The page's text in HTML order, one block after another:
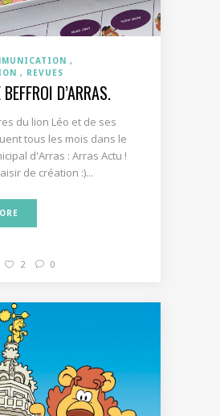
REVUES
D’ARRAS.
du lion Léo et de ses
tous les mois dans le
d'Arras : Arras Actu !
de création :)...
2 0